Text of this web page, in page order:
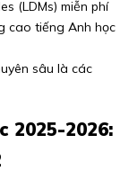
(LDMs) miễn phí
cao tiếng Anh học
sâu là các
2025-2026: